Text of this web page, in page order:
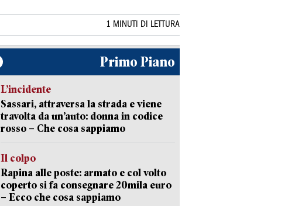
1 MINUTI DI LETTURA
Primo Piano
L’incidente
Sassari, attraversa la strada e viene
travolta da un’auto: donna in codice
rosso – Che cosa sappiamo
Il colpo
Rapina alle poste: armato e col volto
coperto si fa consegnare 20mila euro
– Ecco che cosa sappiamo